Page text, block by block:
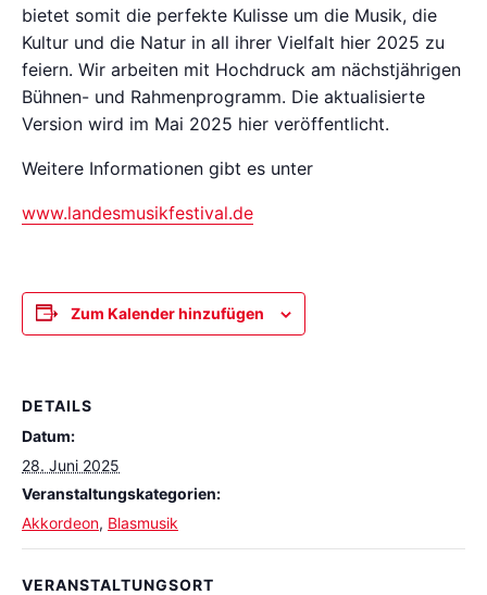
bietet somit die perfekte Kulisse um die Musik, die
Kultur und die Natur in all ihrer Vielfalt hier 2025 zu
feiern. Wir arbeiten mit Hochdruck am nächstjährigen
Bühnen- und Rahmenprogramm. Die aktualisierte
Version wird im Mai 2025 hier veröffentlicht.
Weitere Informationen gibt es unter
www.landesmusikfestival.de
Zum Kalender hinzufügen
DETAILS
Datum:
28. Juni 2025
Veranstaltungskategorien:
Akkordeon, Blasmusik
VERANSTALTUNGSORT